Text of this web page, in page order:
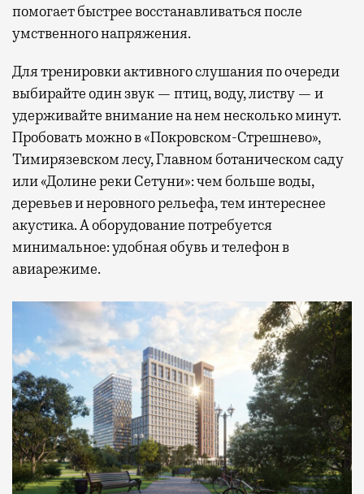
помогает быстрее восстанавливаться после
умственного напряжения.
Для тренировки активного слушания по очереди
выбирайте один звук — птиц, воду, листву — и
удерживайте внимание на нем несколько минут.
Пробовать можно в «Покровском-Стрешнево»,
Тимирязевском лесу, Главном ботаническом саду
или «Долине реки Сетуни»: чем больше воды,
деревьев и неровного рельефа, тем интереснее
акустика. А оборудование потребуется
минимальное: удобная обувь и телефон в
авиарежиме.